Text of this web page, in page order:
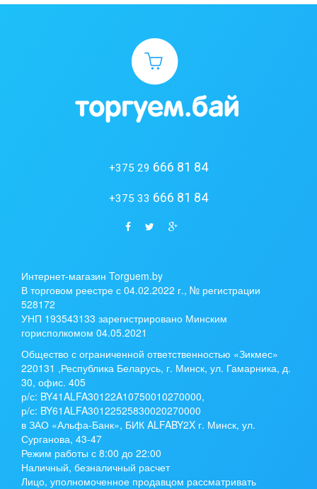
+375 29 666 81 84
+375 33 666 81 84
Интернет-магазин Torguem.by
В торговом реестре с 04.02.2022 г., № регистрации
528172
УНП 193543133 зарегистрировано Минским
горисполкомом 04.05.2021
Общество с ограниченной ответственностью «Зикмес»
220131 ,Республика Беларусь, г. Минск, ул. Гамарника, д.
30, офис. 405
р/с: BY41ALFA30122A10750010270000,
р/с: BY61ALFA30122525830020270000
в ЗАО «Альфа-Банк», БИК ALFABY2X г. Минск, ул.
Сурганова, 43-47
Режим работы с 8:00 до 22:00
Наличный, безналичный расчет
Лицо, уполномоченное продавцом рассматривать